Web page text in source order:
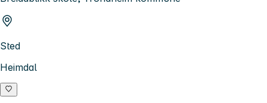
Sted
Heimdal